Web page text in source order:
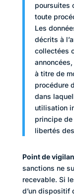
poursuites
toute
Les
décrits à
collectées
à titre de
procédure
dans
utilisation
principe
libertés
Point de
sanctions ne
recevable. Si
d’un dispositif